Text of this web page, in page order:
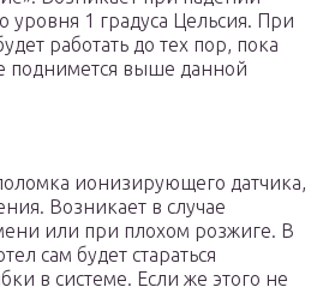
уровня 1 градуса Цельсия. При
работать до тех пор, пока
поднимется выше данной
ионизирующего датчика,
Возникает в случае
или при плохом розжиге. В
сам будет стараться
в системе. Если же этого не